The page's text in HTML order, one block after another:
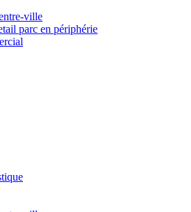
ville
parc en périphérie